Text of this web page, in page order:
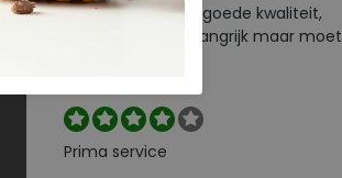
Snelle levering en goede kwaliteit,
retourneren is belangrijk maar moet
Prima service